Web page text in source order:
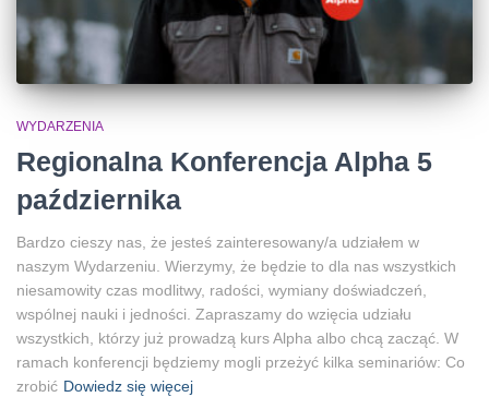
WYDARZENIA
Regionalna Konferencja Alpha 5
października
Bardzo cieszy nas, że jesteś zainteresowany/a udziałem w
naszym Wydarzeniu. Wierzymy, że będzie to dla nas wszystkich
niesamowity czas modlitwy, radości, wymiany doświadczeń,
wspólnej nauki i jedności. Zapraszamy do wzięcia udziału
wszystkich, którzy już prowadzą kurs Alpha albo chcą zacząć. W
ramach konferencji będziemy mogli przeżyć kilka seminariów: Co
zrobić Dowiedz się więcej